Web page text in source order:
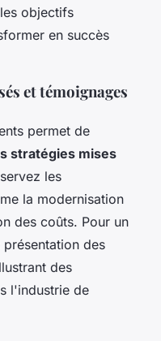
objectifs
en succès
et témoignages
permet de
stratégies mises
les
la modernisation
des coûts. Pour un
des
des
l'industrie de